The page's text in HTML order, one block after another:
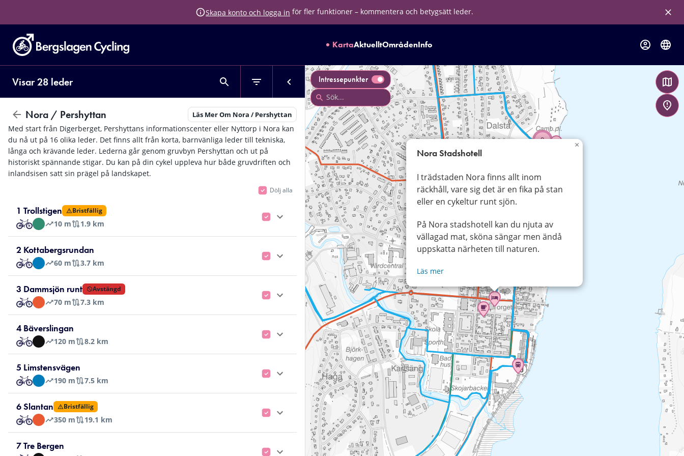
Skapa konto och logga in för fler funktioner – kommentera och betygsätt leder.
KartaAktuelltOmrådenInfo
Visar 28 leder
Nora / Pershyttan Läs Mer Om Nora / Pershyttan
Med start från Digerberget, Pershyttans informationscenter eller Nyttorp i Nora kan
du nå ut på 16 olika leder. Det finns allt från korta, barnvänliga leder till tekniska,
långa och krävande leder. Lederna går genom gruvbyn Pershyttan och ut på
historiskt spännande stigar. Du kan på din cykel uppleva hur både gruvdriften och
inlandsisen satt sin prägel på landskapet.
Dölj alla
1 Trollstigen Bristfällig
10 m 1.9 km
2 Kottabergsrundan
60 m 3.7 km
3 Dammsjön runt Avstängd
70 m 7.3 km
4 Bäverslingan
120 m 8.2 km
5 Limstensvägen
190 m 7.5 km
6 Slantan Bristfällig
350 m 19.1 km
7 Tre Bergen
Intressepunkter
2
Nora Stadshotell
I trädstaden Nora finns allt inom
räckhåll, vare sig det är en fika på stan
eller en cykeltur runt sjön.
På Nora stadshotell kan du njuta av
vällagad mat, sköna sängar men ändå
uppskatta närheten till naturen.
Läs mer
×